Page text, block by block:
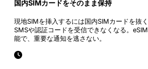
国内SIMカードをそのまま保持
現地SIMを挿入するには国内SIMカードを抜
SMSや認証コードを受信できなくなる。
能で、重要な通知を逃さない。